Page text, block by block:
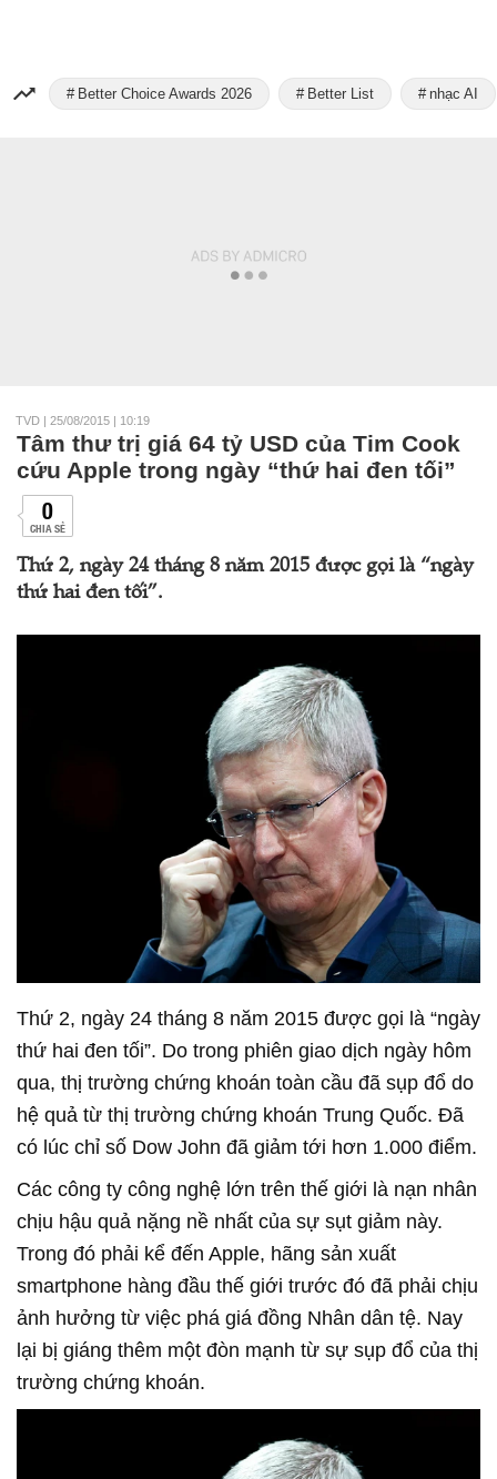
Better Choice Awards 2026 Better List nhạc AI
TVD | 25/08/2015 | 10:19
Tâm thư trị giá 64 tỷ USD của Tim Cook
cứu Apple trong ngày “thứ hai đen tối”
0
CHIA SẺ
Thứ 2, ngày 24 tháng 8 năm 2015 được gọi là “ngày
thứ hai đen tối”.
Thứ 2, ngày 24 tháng 8 năm 2015 được gọi là “ngày
thứ hai đen tối”. Do trong phiên giao dịch ngày hôm
qua, thị trường chứng khoán toàn cầu đã sụp đổ do
hệ quả từ thị trường chứng khoán Trung Quốc. Đã
có lúc chỉ số Dow John đã giảm tới hơn 1.000 điểm.
Các công ty công nghệ lớn trên thế giới là nạn nhân
chịu hậu quả nặng nề nhất của sự sụt giảm này.
Trong đó phải kể đến Apple, hãng sản xuất
smartphone hàng đầu thế giới trước đó đã phải chịu
ảnh hưởng từ việc phá giá đồng Nhân dân tệ. Nay
lại bị giáng thêm một đòn mạnh từ sự sụp đổ của thị
trường chứng khoán.